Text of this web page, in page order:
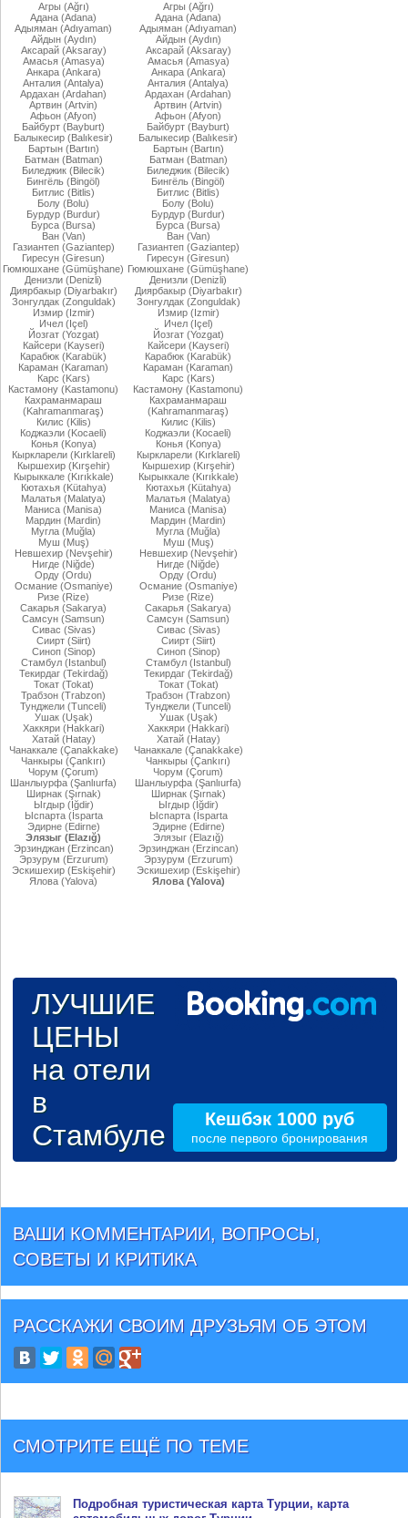
Агры (Ağrı)
Адана (Adana)
Адыяман (Adıyaman)
Айдын (Aydın)
Аксарай (Aksaray)
Амасья (Amasya)
Анкара (Ankara)
Анталия (Antalya)
Ардахан (Ardahan)
Артвин (Artvin)
Афьон (Afyon)
Байбурт (Bayburt)
Балыкесир (Balıkesir)
Бартын (Bartın)
Батман (Batman)
Биледжик (Bilecik)
Бингёль (Bingöl)
Битлис (Bitlis)
Болу (Bolu)
Бурдур (Burdur)
Бурса (Bursa)
Ван (Van)
Газиантеп (Gaziantep)
Гиресун (Giresun)
Гюмюшхане (Gümüşhane)
Денизли (Denizli)
Диярбакыр (Diyarbakır)
Зонгулдак (Zonguldak)
Измир (Izmir)
Ичел (Içel)
Йозгат (Yozgat)
Кайсери (Kayseri)
Карабюк (Karabük)
Караман (Karaman)
Карс (Kars)
Кастамону (Kastamonu)
Кахраманмараш
(Kahramanmaraş)
Килис (Kilis)
Коджаэли (Kocaeli)
Конья (Konya)
Кыркларели (Kırklareli)
Кыршехир (Kırşehir)
Кырыккале (Kırıkkale)
Кютахья (Kütahya)
Малатья (Malatya)
Маниса (Manisa)
Мардин (Mardin)
Мугла (Muğla)
Муш (Muş)
Невшехир (Nevşehir)
Нигде (Niğde)
Орду (Ordu)
Османие (Osmaniye)
Ризе (Rize)
Сакарья (Sakarya)
Самсун (Samsun)
Сивас (Sivas)
Сиирт (Siirt)
Синоп (Sinop)
Стамбул (Istanbul)
Текирдаг (Tekirdağ)
Токат (Tokat)
Трабзон (Trabzon)
Тунджели (Tunceli)
Ушак (Uşak)
Хаккяри (Hakkari)
Хатай (Hatay)
Чанаккале (Çanakkake)
Чанкыры (Çankırı)
Чорум (Çorum)
Шанлыурфа (Şanlıurfa)
Ширнак (Şırnak)
Ыгдыр (Iğdir)
Ыспарта (İsparta
Эдирне (Edirne)
Элязыг (Elazığ)
Эрзинджан (Erzincan)
Эрзурум (Erzurum)
Эскишехир (Eskişehir)
Ялова (Yalova)
Агры (Ağrı)
Адана (Adana)
Адыяман (Adıyaman)
Айдын (Aydın)
Аксарай (Aksaray)
Амасья (Amasya)
Анкара (Ankara)
Анталия (Antalya)
Ардахан (Ardahan)
Артвин (Artvin)
Афьон (Afyon)
Байбурт (Bayburt)
Балыкесир (Balıkesir)
Бартын (Bartın)
Батман (Batman)
Биледжик (Bilecik)
Бингёль (Bingöl)
Битлис (Bitlis)
Болу (Bolu)
Бурдур (Burdur)
Бурса (Bursa)
Ван (Van)
Газиантеп (Gaziantep)
Гиресун (Giresun)
Гюмюшхане (Gümüşhane)
Денизли (Denizli)
Диярбакыр (Diyarbakır)
Зонгулдак (Zonguldak)
Измир (Izmir)
Ичел (Içel)
Йозгат (Yozgat)
Кайсери (Kayseri)
Карабюк (Karabük)
Караман (Karaman)
Карс (Kars)
Кастамону (Kastamonu)
Кахраманмараш
(Kahramanmaraş)
Килис (Kilis)
Коджаэли (Kocaeli)
Конья (Konya)
Кыркларели (Kırklareli)
Кыршехир (Kırşehir)
Кырыккале (Kırıkkale)
Кютахья (Kütahya)
Малатья (Malatya)
Маниса (Manisa)
Мардин (Mardin)
Мугла (Muğla)
Муш (Muş)
Невшехир (Nevşehir)
Нигде (Niğde)
Орду (Ordu)
Османие (Osmaniye)
Ризе (Rize)
Сакарья (Sakarya)
Самсун (Samsun)
Сивас (Sivas)
Сиирт (Siirt)
Синоп (Sinop)
Стамбул (Istanbul)
Текирдаг (Tekirdağ)
Токат (Tokat)
Трабзон (Trabzon)
Тунджели (Tunceli)
Ушак (Uşak)
Хаккяри (Hakkari)
Хатай (Hatay)
Чанаккале (Çanakkake)
Чанкыры (Çankırı)
Чорум (Çorum)
Шанлыурфа (Şanlıurfa)
Ширнак (Şırnak)
Ыгдыр (Iğdir)
Ыспарта (İsparta
Эдирне (Edirne)
Элязыг (Elazığ)
Эрзинджан (Erzincan)
Эрзурум (Erzurum)
Эскишехир (Eskişehir)
Ялова (Yalova)
ЛУЧШИЕ
ЦЕНЫ
на отели
в
Стамбуле
Кешбэк 1000 руб
после первого бронирования
ВАШИ КОММЕНТАРИИ, ВОПРОСЫ,
СОВЕТЫ И КРИТИКА
РАССКАЖИ СВОИМ ДРУЗЬЯМ ОБ ЭТОМ
СМОТРИТЕ ЕЩЁ ПО ТЕМЕ
Подробная туристическая карта Турции, карта